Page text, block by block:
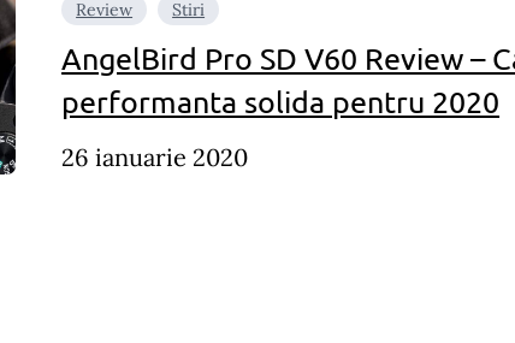
Review Stiri
AngelBird Pro SD V60 Review –
performanta solida pentru 2020
26 ianuarie 2020